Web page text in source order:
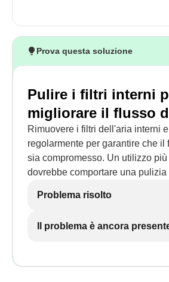
Prova questa soluzione
Pulire i filtri interni
migliorare il flusso
Rimuovere i filtri dell'aria interni
regolarmente per garantire che il
sia compromesso. Un utilizzo
dovrebbe comportare una pulizia
Problema risolto
Il problema è ancora